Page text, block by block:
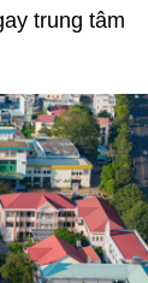
trung tâm